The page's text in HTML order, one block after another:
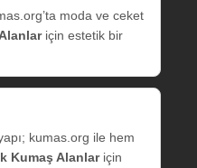
moda ve ceket
için estetik bir
kumas.org ile hem
Kumaş Alanlariçin